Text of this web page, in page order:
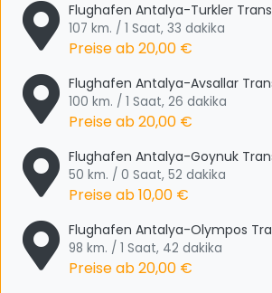
Flughafen Antalya-Turkler
107 km. / 1 Saat, 33 dakika
Preise ab20,00 €
Flughafen Antalya-Avsallar
100 km. / 1 Saat, 26 dakika
Preise ab20,00 €
Flughafen Antalya-Goynuk
50 km. / 0 Saat, 52 dakika
Preise ab10,00 €
Flughafen Antalya-Olympos
98 km. / 1 Saat, 42 dakika
Preise ab20,00 €